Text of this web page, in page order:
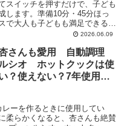
スイッチを押すだけで、子ども
します。準備10分・45分ほっ
で大人も子どもも満足できる、
2026.06.09
さんも愛用 自動調理
シオ ホットクックは使
？使えない？7年使用の
ーを作るときに使用してい
柔らかくなると、杏さんも絶賛